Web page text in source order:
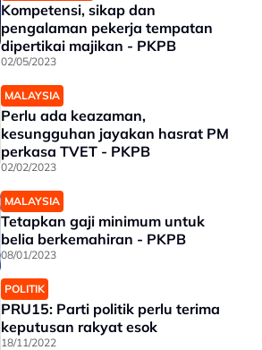
Kompetensi, sikap dan
pengalaman pekerja tempatan
dipertikai majikan - PKPB
02/05/2023
MALAYSIA
Perlu ada keazaman,
kesungguhan jayakan hasrat PM
perkasa TVET - PKPB
02/02/2023
MALAYSIA
Tetapkan gaji minimum untuk
belia berkemahiran - PKPB
08/01/2023
POLITIK
PRU15: Parti politik perlu terima
keputusan rakyat esok
18/11/2022